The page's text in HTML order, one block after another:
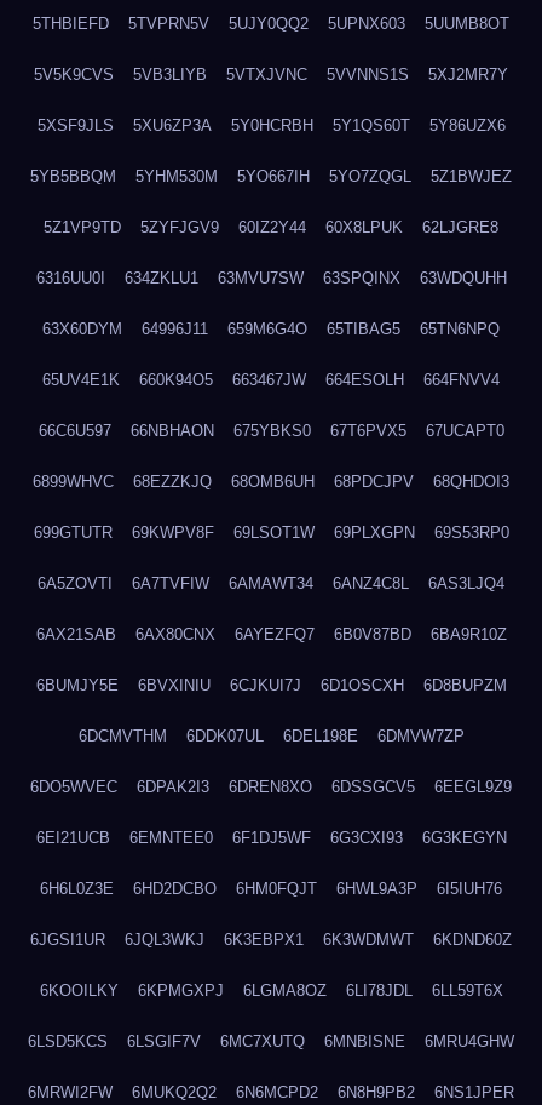
5THBIEFD 5TVPRN5V 5UJY0QQ2 5UPNX603 5UUMB8OT
5V5K9CVS 5VB3LIYB 5VTXJVNC 5VVNNS1S 5XJ2MR7Y
5XSF9JLS 5XU6ZP3A 5Y0HCRBH 5Y1QS60T 5Y86UZX6
5YB5BBQM 5YHM530M 5YO667IH 5YO7ZQGL 5Z1BWJEZ
5Z1VP9TD 5ZYFJGV9 60IZ2Y44 60X8LPUK 62LJGRE8
6316UU0I 634ZKLU1 63MVU7SW 63SPQINX 63WDQUHH
63X60DYM 64996J11 659M6G4O 65TIBAG5 65TN6NPQ
65UV4E1K 660K94O5 663467JW 664ESOLH 664FNVV4
66C6U597 66NBHAON 675YBKS0 67T6PVX5 67UCAPT0
6899WHVC 68EZZKJQ 68OMB6UH 68PDCJPV 68QHDOI3
699GTUTR 69KWPV8F 69LSOT1W 69PLXGPN 69S53RP0
6A5ZOVTI 6A7TVFIW 6AMAWT34 6ANZ4C8L 6AS3LJQ4
6AX21SAB 6AX80CNX 6AYEZFQ7 6B0V87BD 6BA9R10Z
6BUMJY5E 6BVXINIU 6CJKUI7J 6D1OSCXH 6D8BUPZM
6DCMVTHM 6DDK07UL 6DEL198E 6DMVW7ZP
6DO5WVEC 6DPAK2I3 6DREN8XO 6DSSGCV5 6EEGL9Z9
6EI21UCB 6EMNTEE0 6F1DJ5WF 6G3CXI93 6G3KEGYN
6H6L0Z3E 6HD2DCBO 6HM0FQJT 6HWL9A3P 6I5IUH76
6JGSI1UR 6JQL3WKJ 6K3EBPX1 6K3WDMWT 6KDND60Z
6KOOILKY 6KPMGXPJ 6LGMA8OZ 6LI78JDL 6LL59T6X
6LSD5KCS 6LSGIF7V 6MC7XUTQ 6MNBISNE 6MRU4GHW
6MRWI2FW 6MUKQ2Q2 6N6MCPD2 6N8H9PB2 6NS1JPER